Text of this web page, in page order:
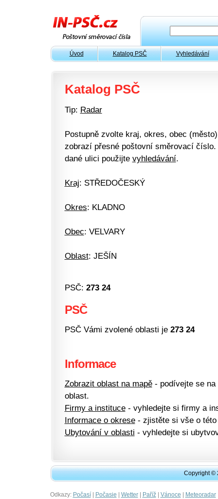
Úvod Katalog PSČ Vyhledávání
Katalog PSČ
Tip: Radar
Postupně zvolte kraj, okres, obec
zobrazí přesné poštovní směrovací
dané ulici použijte vyhledávání.
Kraj: STŘEDOČESKÝ
Okres: KLADNO
Obec: VELVARY
Oblast: JEŠÍN
PSČ: 273 24
PSČ
PSČ Vámi zvolené oblasti je 273 24
Informace
Zobrazit oblast na mapě- podívejte se na
oblast.
Firmy a instituce- vyhledejte si firmy a
Informace o okrese- zjistěte si vše o této
Ubytování v oblasti - vyhledejte si
Copyright ©
Odkazy: Počasí| Počasie | Wetter| Paříž| Vánoce | Meteoradar